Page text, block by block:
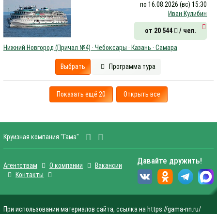
по 16.08.2026 (вс) 15:30
Иван Кулибин
от 20 544 / чел.
Нижний Новгород (Причал №4) · Чебоксары · Казань · Самара
Выбрать Программа тура
Показать ещё 20 Открыть все
Круизная компания "Гама"
Агентствам О компании
Вакансии
Контакты
Давайте дружить!
При использовании материалов сайта, ссылка на https://gama-nn.ru/